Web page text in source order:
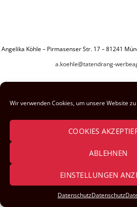
Wir verwenden Cookies, um unsere Website
COOKIES
ABLEHNEN
EINSTELLUNGEN
DatenschutzDatenschutz
Angelika Köhle – Pirmasenser Str. 17 – 81241
a.koehle@tatendrang-